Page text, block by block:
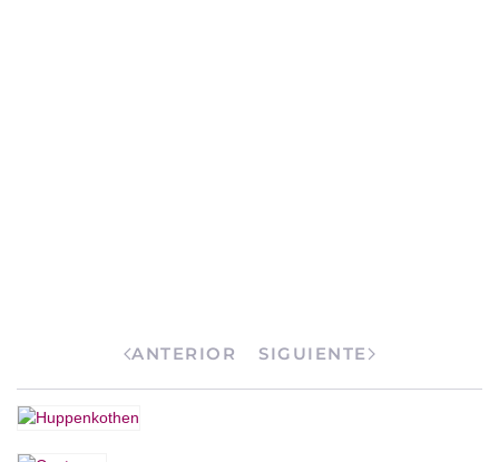
ANTERIOR SIGUIENTE